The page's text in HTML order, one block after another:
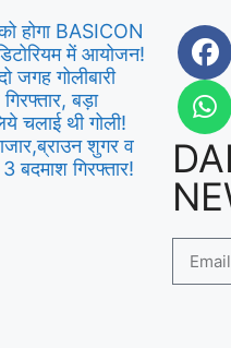
होगा BASICON
में आयोजन!
गोलीबारी
बड़ा
चलाई थी गोली!
शुगर व
बदमाश गिरफ्तार!